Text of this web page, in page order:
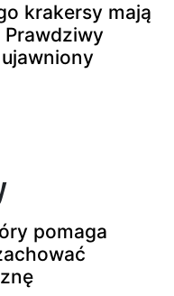
krakersy mają
Prawdziwy
pomaga